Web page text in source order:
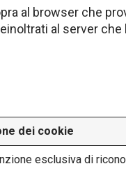
al browser che
al server
dei cookie
esclusiva di